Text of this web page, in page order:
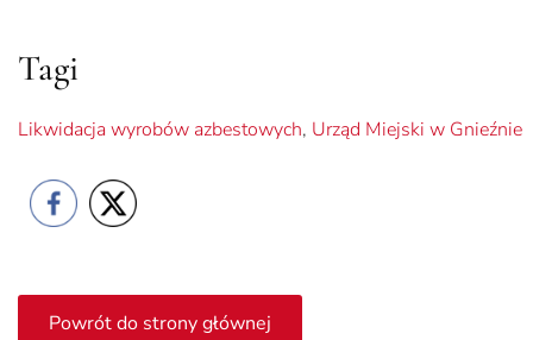
Tagi
Likwidacja wyrobów azbestowych, Urząd Miejski w Gnieźnie
Powrót do strony głównej